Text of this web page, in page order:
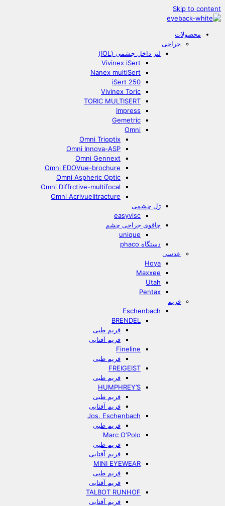
Skip to content
محصولات
جراحی
لنز داخل چشمی (IOL)
Vivinex iSert
Nanex multiSert
iSert 250
Vivinex Toric
TORIC MULTISERT
Impress
Gemetric
Omni
Omni Trioptix
Omni Innova-ASP
Omni Gennext
Omni EDOVue-brochure
Omni Aspheric Optic
Omni Diffrctive-multifocal
Omni Acrivuelitracture
ژل چشمی
easyvisc
چاقوی جراحی چشم
unique
دستگاه phaco
عدسی
Hoya
Maxxee
Utah
Pentax
فریم
Eschenbach
BRENDEL
فریم طبی
فریم آفتابی
Fineline
فریم طبی
FREIGEIST
فریم طبی
HUMPHREY’S
فریم طبی
فریم آفتابی
Jos. Eschenbach
فریم طبی
Marc O‘Polo
فریم طبی
فریم آفتابی
MINI EYEWEAR
فریم طبی
فریم آفتابی
TALBOT RUNHOF
فریم آفتابی